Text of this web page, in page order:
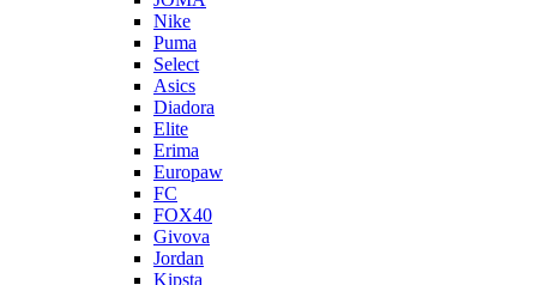
Nike
Puma
Select
Asics
Diadora
Elite
Erima
Europaw
FC
FOX40
Givova
Jordan
Kipsta